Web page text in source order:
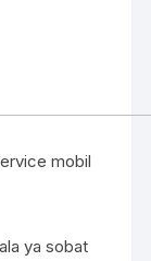
mobil
ya sobat